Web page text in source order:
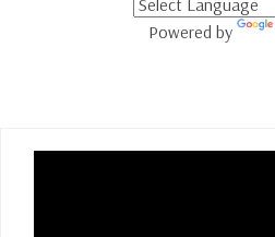
Powered by